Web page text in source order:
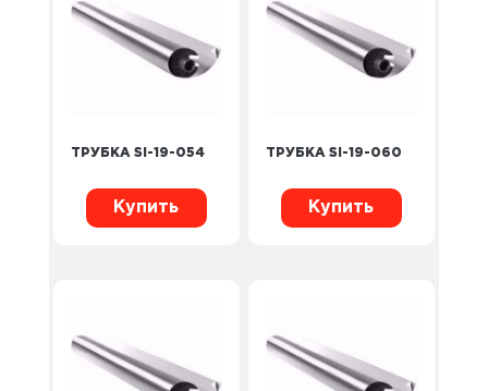
ТРУБКА SI-19-054
Купить
ТРУБКА SI-19-060
Купить